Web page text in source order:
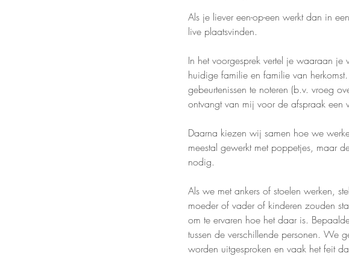
Als je liever een-op-een werkt dan in
live plaatsvinden.
In het voorgesprek vertel je waaraan
huidige familie en familie van
gebeurtenissen te noteren (b.v. vroeg
ontvangt van mij voor de afspraak een
Daarna kiezen wij samen hoe we
meestal gewerkt met poppetjes, maar
nodig.
Als we met ankers of stoelen werken,
moeder of vader of kinderen zouden
om te ervaren hoe het daar is.
tussen de verschillende personen. We
worden uitgesproken en vaak het feit